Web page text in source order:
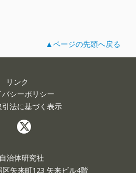
▲ページの先頭へ戻る
リンク
バシーポリシー
法に基づく表示
治体研究社
矢来町123 矢来ビル4階